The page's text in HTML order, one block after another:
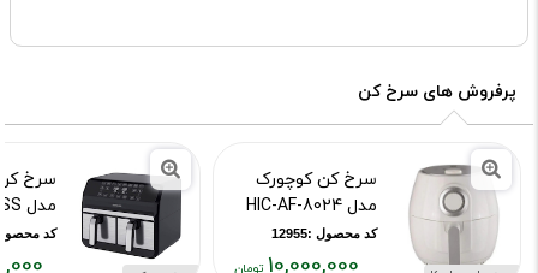
پرفروش های سرخ کن
سرخ کن کوچورک
مدل HIC-AF-8024
کد محصول :12955
سرخ
مدل SFR 9500SS
کد محصول